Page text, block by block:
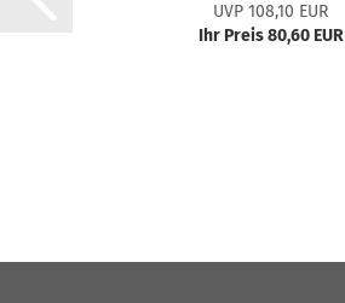
UVP 108,10 EUR
Ihr Preis 80,60 EUR